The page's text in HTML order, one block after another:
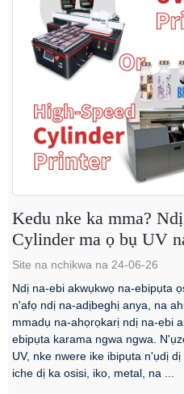
Kedu nke ka mma?
Cylinder ma ọ bụ UV
Site na nchịkwa na 24-06-26
Ndị na-ebi akwụkwọ na-ebipụta
n'afọ ndị na-adịbeghị anya, na
mmadụ na-ahọrọkarị ndị na-ebi
ebipụta karama ngwa ngwa.
UV, nke nwere ike ibipụta n'ụdị
iche dị ka osisi, iko, metal, na ...